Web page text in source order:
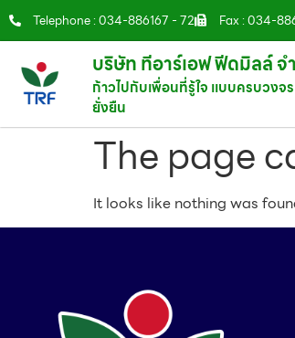
Telephone : 034-886167 - 72 Fax : 034-
บริษัท ทีอาร์เอฟ ฟีดมิลล์ จ
ก้าวไปกับเพื่อนที่รู้ใจ แบบครบวงจ
ยั่งยืน
The page
It looks like nothing was